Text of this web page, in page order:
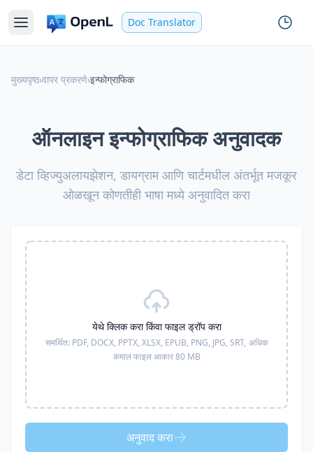
Doc Translator
मुख्यपृष्ठ›वापर प्रकरणे›इन्फोग्राफिक
ऑनलाइन इन्फोग्राफिक अनुवादक
डेटा व्हिज्युअलायझेशन, डायग्राम आणि चार्टमधील अंतर्भूत मजकूर
ओळखून कोणतीही भाषा मध्ये अनुवादित करा
येथे क्लिक करा किंवा फाइल ड्रॉप करा
समर्थित: PDF, DOCX, PPTX, XLSX, EPUB, PNG, JPG, SRT, अधिक
कमाल फाइल आकार 80 MB
अनुवाद करा